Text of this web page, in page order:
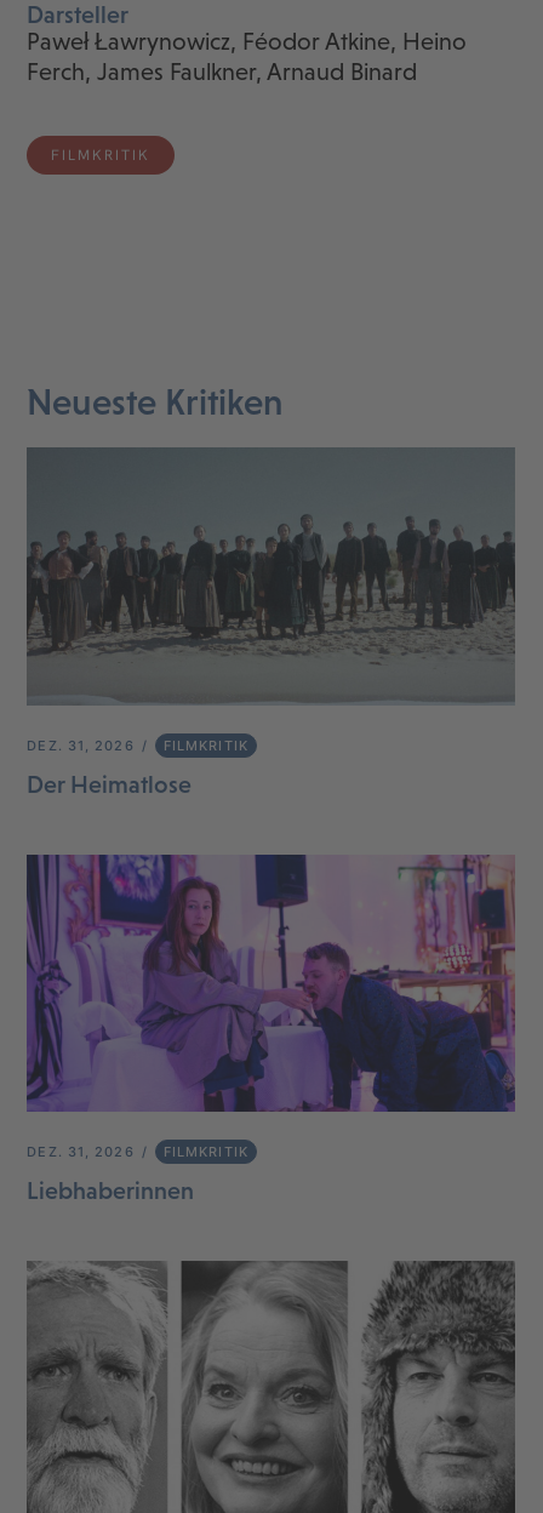
Darsteller
Paweł Ławrynowicz, Féodor Atkine, Heino
Ferch, James Faulkner, Arnaud Binard
FILMKRITIK
Neueste Kritiken
DEZ. 31, 2026 FILMKRITIK
Der Heimatlose
DEZ. 31, 2026 FILMKRITIK
Liebhaberinnen